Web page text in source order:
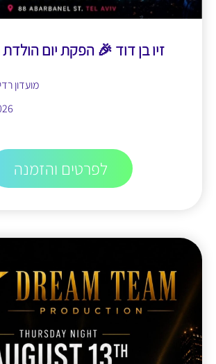
זיו בן דוד 🎉 הפקת יום הולדת
מועדון רדינג
לפרטים והזמנה